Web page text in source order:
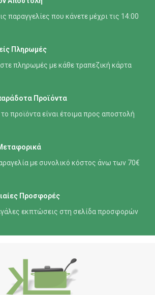
παραγγελίες που κάνετε μέχρι τις 14:00
Πληρωμές
πληρωμές με κάθε τραπεζική κάρτα
Προϊόντα
προϊόντα είναι έτοιμα προς αποστολή
με συνολικό κόστος άνω των 70€
Προσφορές
εκπτώσεις στη σελίδα προσφορών